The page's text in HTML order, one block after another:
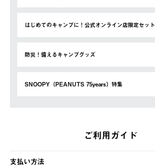
はじめてのキャンプに！公式オンライン店限定セット
防災！備えるキャンプグッズ
SNOOPY（PEANUTS 75years）特集
ご利用ガイド
支払い方法